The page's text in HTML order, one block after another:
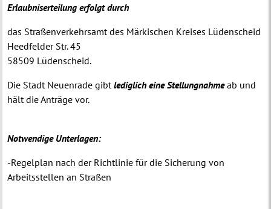
Erlaubniserteilung erfolgt durch
das Straßenverkehrsamt des Märkischen Kreises Lüdenscheid
Heedfelder Str. 45
58509 Lüdenscheid.
Die Stadt Neuenrade gibtlediglich eine Stellungnahmeab und
hält die Anträge vor.
Notwendige Unterlagen:
-Regelplan nach der Richtlinie für die Sicherung von
Arbeitsstellen an Straßen